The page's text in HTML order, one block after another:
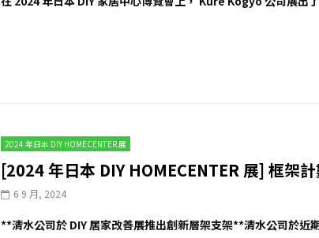
2024 年日本 DIY HOMECENTER 展
[2024 年日本 DIY HOMECENTER 展] 框架
6 9 月, 2024
**清水公司於 DIY 居家改善展推出創新層架支架**清水公司於